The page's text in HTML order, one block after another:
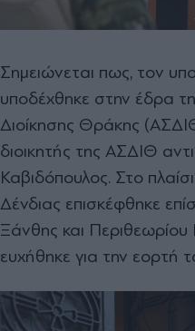
Σημειώνεται πως, τον
υποδέχθηκε στην έδρα
Διοίκησης Θράκης
διοικητής της ΑΣΔΙΘ
Καβιδόπουλος. Στο
Δένδιας επισκέφθηκε
Ξάνθης και
ευχήθηκε για την εορτή